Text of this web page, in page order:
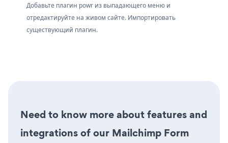
Добавьте плагин powr из выпадающего меню и
отредактируйте на живом сайте. Импортировать
существующий плагин.
Need to know more about features and
integrations of our Mailchimp Form